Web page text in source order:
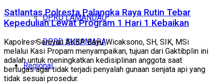
DPRD LAMANDAU
DPRD SUKAMARA
Regional
Satlantas Polresta Palangka Raya Rutin Tebar
Kepedulian Lewat Program 1 Hari 1 Kebaikan
Kapolres Seruyan AKBP Bayu Wicaksono, SH, SIK, MSi
melalui Kasi Propam menyampaikan, tujuan dari Gaktibplin ini
adalah untuk meningkatkan kedisiplinan anggota saat
bertugas agar tidak terjadi penyalah gunaan senjata api yang
tidak sesuai prosedur.